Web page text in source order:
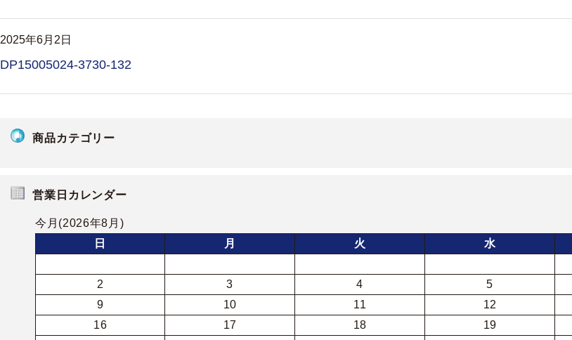
2025年6月2日
DP15005024-3730-132
商品カテゴリー
営業日カレンダー
今月(2026年8月)
日
月 火 水
2
3 4 5
9
10 11 12
16
17 18 19